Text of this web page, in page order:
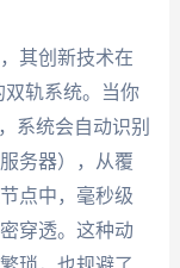
其创新技术在
双轨系统。当你
系统会自动识别
务器），从覆
点中，毫秒级
穿透。这种动